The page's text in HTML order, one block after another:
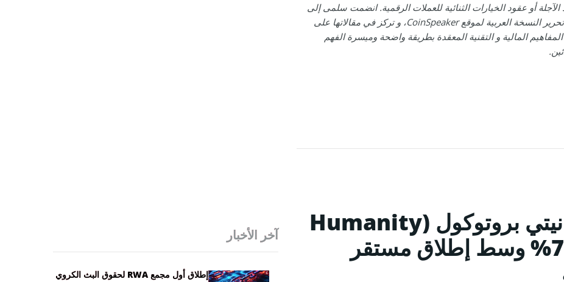
الآجلة أو عقود الخيارات الثنائية للعملات الرقمية. انضمت سلمى إلى
فريق تحرير النسخة العربية لموقع CoinSpeaker، و تركز في مقالاتها على
المالية و التقنية المعقدة بطريقة واضحة وميسرة الفهم
ارتفاع سعر عملة هيومانيتي بروتوكول (Humanity
Protocol-H) بنسبة 70% وسط إطلاق مستقر
آخر الأخبار
إطلاق أول مجمع RWA لحقوق البث الكروي